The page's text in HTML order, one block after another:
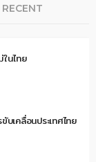
RECENT
นไทย
บเคลื่อนประเทศไทย